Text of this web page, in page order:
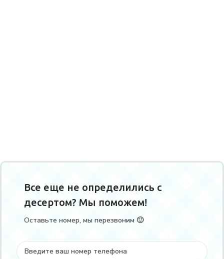
Все еще не определились с
десертом? Мы поможем!
Оставьте номер, мы перезвоним 🙂